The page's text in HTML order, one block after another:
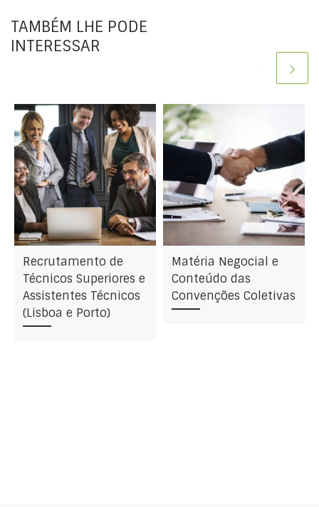
TAMBÉM LHE PODE
INTERESSAR
Recrutamento de
Técnicos Superiores e
Assistentes Técnicos
(Lisboa e Porto)
Matéria Negocial e
Conteúdo das
Convenções Coletivas